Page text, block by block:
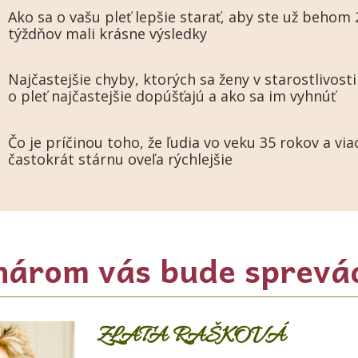
Ako sa o vašu pleť lepšie starať, aby ste už behom
týždňov mali krásne výsledky
Najčastejšie chyby, ktorých sa ženy v starostlivosti
o pleť najčastejšie dopúšťajú a ako sa im vyhnúť
Čo je príčinou toho, že ľudia vo veku 35 rokov a
častokrát stárnu oveľa rýchlejšie
vás bude
ZLATA RAŠKOVÁ